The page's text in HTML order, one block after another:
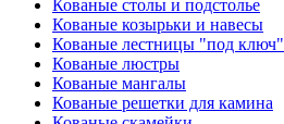
Кованые столы и подстолье
Кованые козырьки и навесы
Кованые лестницы "под ключ"
Кованые люстры
Кованые мангалы
Кованые решетки для камина